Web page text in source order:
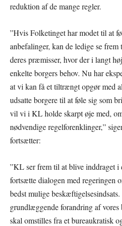
reduktion af de mange regler.
”Hvis Folketinget har modet til at
anbefalinger, kan de ledige se
deres præmisser, hvor der i langt
enkelte borgers behov. Nu har
at vi kan få et tiltrængt opgør med
udsatte borgere til at føle sig som
vil vi i KL holde skarpt øje med,
nødvendige regelforenklinger,”
fortsætter:
”KL ser frem til at blive inddraget i
fortsætte dialogen med regeringen
bedst mulige
grundlæggende forandring af vores
skal omstilles fra et bureaukratisk